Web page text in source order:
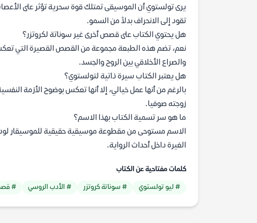
يرى تولستوي أن الموسيقى تمتلك قوة سحرية تؤثر على
تقود إلى الانحراف بدلاً من السمو.
هل يحتوي الكتاب على قصص أخرى غير سوناتة لكروتزر؟
نعم، تضم هذه الطبعة مجموعة من القصص القصيرة التي
والصراع الأخلاقي بين الروح والجسد.
هل يعتبر الكتاب سيرة ذاتية لتولستوي؟
بالرغم من أنها عمل خيالي، إلا أنها تعكس بوضوح الأزمة
زوجته صوفيا.
ما هو سر تسمية الكتاب بهذا الاسم؟
الاسم مستوحى من مقطوعة موسيقية حقيقية للموسيقار
الغيرة داخل أحداث الرواية.
كلمات مفتاحية عن الكتاب
# ليو تولستوي # سوناتة كروتزر # الأدب الروسي #